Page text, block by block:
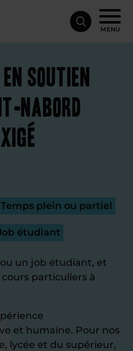
MENU
soutien
Nabord
Temps plein ou partiel
étudiant
un job étudiant, et
particuliers à
et humaine. Pour nos
lycée et du supérieur,